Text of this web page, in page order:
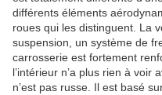
différents éléments
roues qui les distinguent. La
suspension, un système de
carrosserie est fortement
l’intérieur n’a plus rien à voir
n’est pas russe. Il est basé